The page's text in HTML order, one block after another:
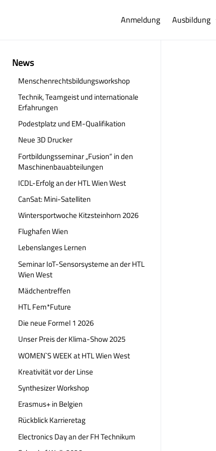
Anmeldung Ausbildung
News
Menschenrechtsbildungsworkshop
Technik, Teamgeist und internationale
Erfahrungen
Podestplatz und EM-Qualifikation
Neue 3D Drucker
Fortbildungsseminar „Fusion“ in den
Maschinenbauabteilungen
ICDL-Erfolg an der HTL Wien West
CanSat: Mini-Satelliten
Wintersportwoche Kitzsteinhorn 2026
Flughafen Wien
Lebenslanges Lernen
Seminar IoT-Sensorsysteme an der HTL
Wien West
Mädchentreffen
HTL Fem*Future
Die neue Formel 1 2026
Unser Preis der Klima-Show 2025
WOMEN`S WEEK at HTL Wien West
Kreativität vor der Linse
Synthesizer Workshop
Erasmus+ in Belgien
Rückblick Karrieretag
Electronics Day an der FH Technikum